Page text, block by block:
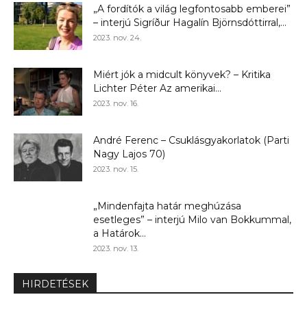
„A fordítók a világ legfontosabb emberei”
– interjú Sigríður Hagalín Björnsdóttirral,...
2023. nov. 24.
Miért jók a midcult könyvek? – Kritika
Lichter Péter Az amerikai...
2023. nov. 16.
André Ferenc – Csuklásgyakorlatok (Parti
Nagy Lajos 70)
2023. nov. 15.
„Mindenfajta határ meghúzása
esetleges” – interjú Milo van Bokkummal,
a Határok...
2023. nov. 13.
HIRDETÉSEK